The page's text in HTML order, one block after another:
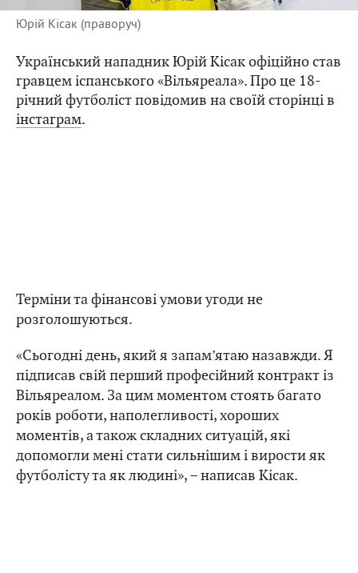
Юрій Кісак (праворуч)
Український нападник Юрій Кісак офіційно став
гравцем іспанського «Вільяреала». Про це 18-
річний футболіст повідомив на своїй сторінці в
інстаграм.
Терміни та фінансові умови угоди не
розголошуються.
«Сьогодні день, який я запам’ятаю назавжди. Я
підписав свій перший професійний контракт із
Вільяреалом. За цим моментом стоять багато
років роботи, наполегливості, хороших
моментів, а також складних ситуацій, які
допомогли мені стати сильнішим і вирости як
футболісту та як людині», – написав Кісак.